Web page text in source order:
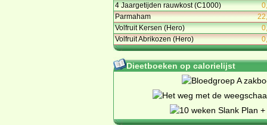
4 Jaargetijden rauwkost (C1000)
Parmaham
Volfruit Kersen (Hero)
Volfruit Abrikozen (Hero)
Dieetboeken op calorielijst